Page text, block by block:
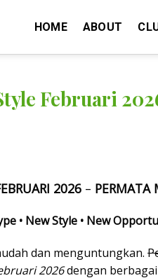
HOME ABOUT
Februari
2026– PERMATA
• New Style • New
dan menguntungkan.
2026dengan